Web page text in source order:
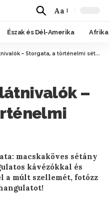
Aa
Észak és Dél-Amerika Afrika
– Storgata, a történelmi sétálóutca
–
macskaköves sétány
kávézókkal és
a múlt szellemét, fotózz